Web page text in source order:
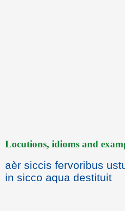
Locutions, idioms and
aèr siccis fervoribus
in sicco aqua destituit